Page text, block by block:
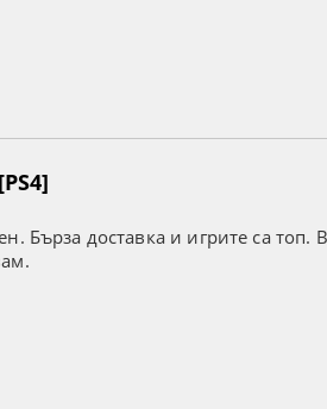
Бърза доставка и игрите са топ.